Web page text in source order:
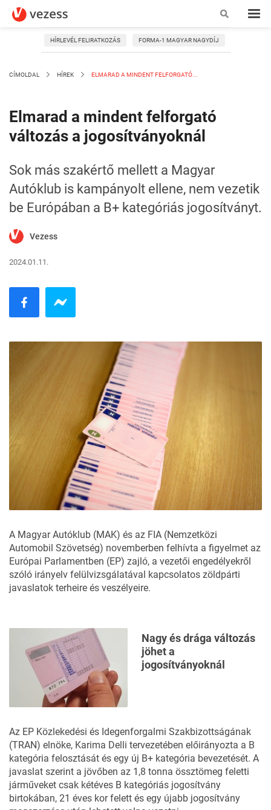
HÍRLEVÉL FELIRATKOZÁS FORMA-1 MAGYAR NAGYDÍJ
CÍMOLDAL HÍREK ELMARAD A MINDENT FELFORGATÓ...
Elmarad a mindent felforgató
változás a jogosítványoknál
Sok más szakértő mellett a Magyar
Autóklub is kampányolt ellene, nem vezetik
be Európában a B+ kategóriás jogosítványt.
Vezess
2024.01.11.
A Magyar Autóklub (MAK) és az FIA (Nemzetközi
Automobil Szövetség) novemberben felhívta a figyelmet az
Európai Parlamentben (EP) zajló, a vezetői engedélyekről
szóló irányelv felülvizsgálatával kapcsolatos zöldpárti
javaslatok terheire és veszélyeire.
Nagy és drága változás
jöhet a
jogosítványoknál
Az EP Közlekedési és Idegenforgalmi Szakbizottságának
(TRAN) elnöke, Karima Delli tervezetében előirányozta a B
kategória felosztását és egy új B+ kategória bevezetését. A
javaslat szerint a jövőben az 1,8 tonna össztömeg feletti
járműveket csak kétéves B kategóriás jogosítvány
birtokában, 21 éves kor felett és egy újabb jogosítvány